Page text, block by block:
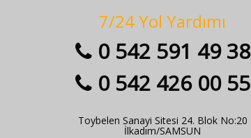
7/24 Yol Yardımı
0 542 591 49 38
0 542 426 00 55
Toybelen Sanayi Sitesi 24. Blok No:20
İlkadım/SAMSUN